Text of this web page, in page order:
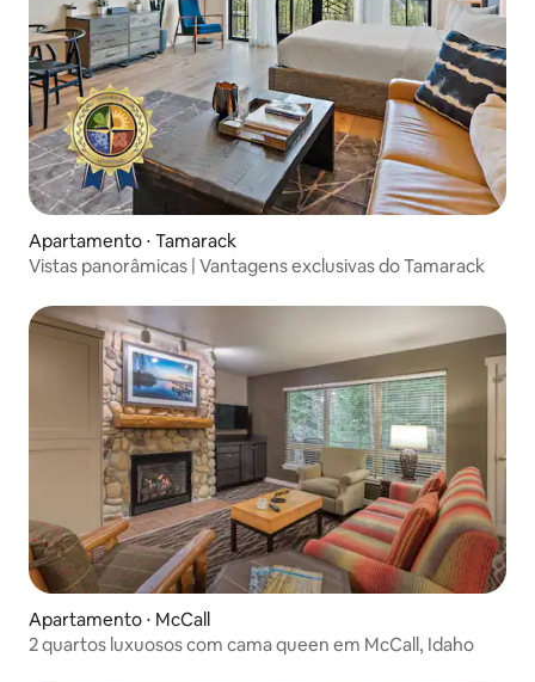
Apartamento ⋅ Tamarack
Vistas panorâmicas | Vantagens exclusivas do Tamarack
Apartamento ⋅ McCall
2 quartos luxuosos com cama queen em McCall, Idaho